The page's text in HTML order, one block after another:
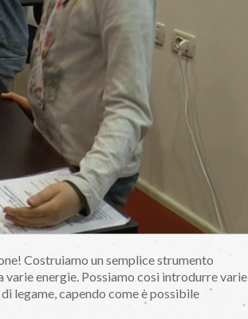
Costruiamo un semplice strumento
energie. Possiamo così introdurre varie
legame, capendo come è possibile